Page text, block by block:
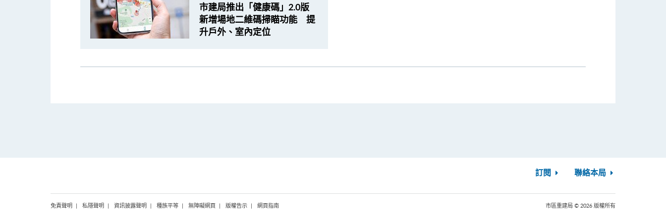
市建局推出「健康碼」2.0版
新增場地二維碼掃瞄功能 提
升戶外、室內定位
訂閱 聯絡本局
免責聲明 私隱聲明 資訊披露聲明 種族平等 無障礙網頁 版權告示 網頁指南 市區重建局 © 2026 版權所有